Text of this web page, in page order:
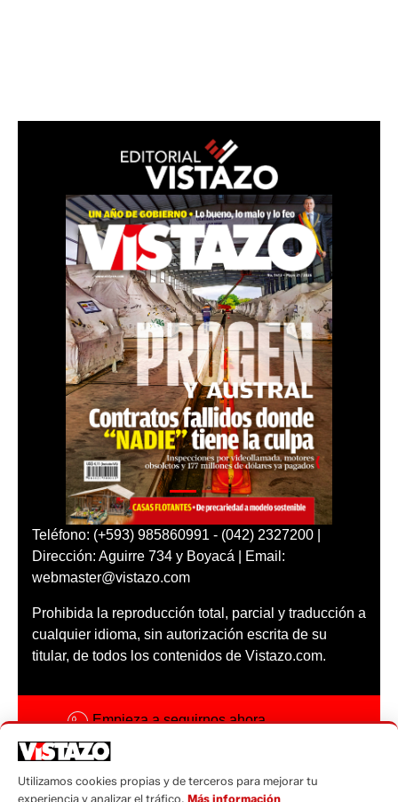
Teléfono: (+593) 985860991 - (042) 2327200 |
Dirección: Aguirre 734 y Boyacá | Email:
webmaster@vistazo.com
Prohibida la reproducción total, parcial y traducción a
cualquier idioma, sin autorización escrita de su
titular, de todos los contenidos de Vistazo.com.
Empieza a seguirnos ahora
Código ética
Utilizamos cookies propias y de terceros para mejorar tu
experiencia y analizar el tráfico. Más información